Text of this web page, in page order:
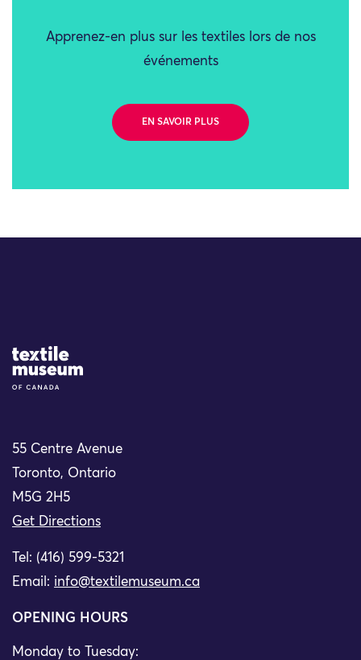
Apprenez-en plus sur les textiles lors de nos
événements
EN SAVOIR PLUS
Site Logo
55 Centre Avenue
Toronto, Ontario
M5G 2H5
Get Directions
Tel: (416) 599-5321
Email: info@textilemuseum.ca
OPENING HOURS
Monday to Tuesday: